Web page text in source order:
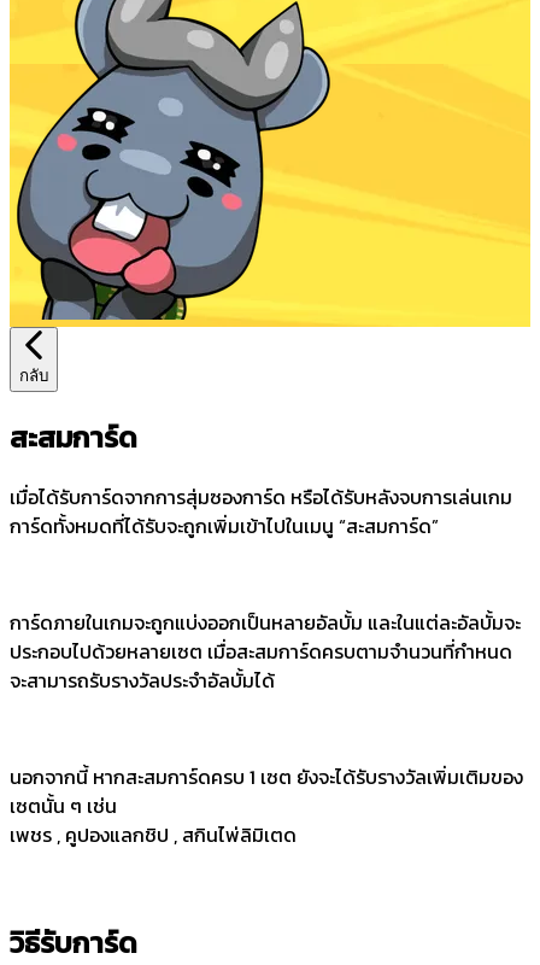
กลับ
สะสมการ์ด
เมื่อได้รับการ์ดจากการสุ่มซองการ์ด หรือได้รับหลังจบการเล่นเกม
การ์ดทั้งหมดที่ได้รับจะถูกเพิ่มเข้าไปในเมนู “สะสมการ์ด”
การ์ดภายในเกมจะถูกแบ่งออกเป็นหลายอัลบั้ม และในแต่ละอัลบั้มจะ
ประกอบไปด้วยหลายเซต เมื่อสะสมการ์ดครบตามจำนวนที่กำหนด
จะสามารถรับรางวัลประจำอัลบั้มได้
นอกจากนี้ หากสะสมการ์ดครบ 1 เซต ยังจะได้รับรางวัลเพิ่มเติมของ
เซตนั้น ๆ เช่น
เพชร , คูปองแลกชิป , สกินไพ่ลิมิเตด
วิธีรับการ์ด